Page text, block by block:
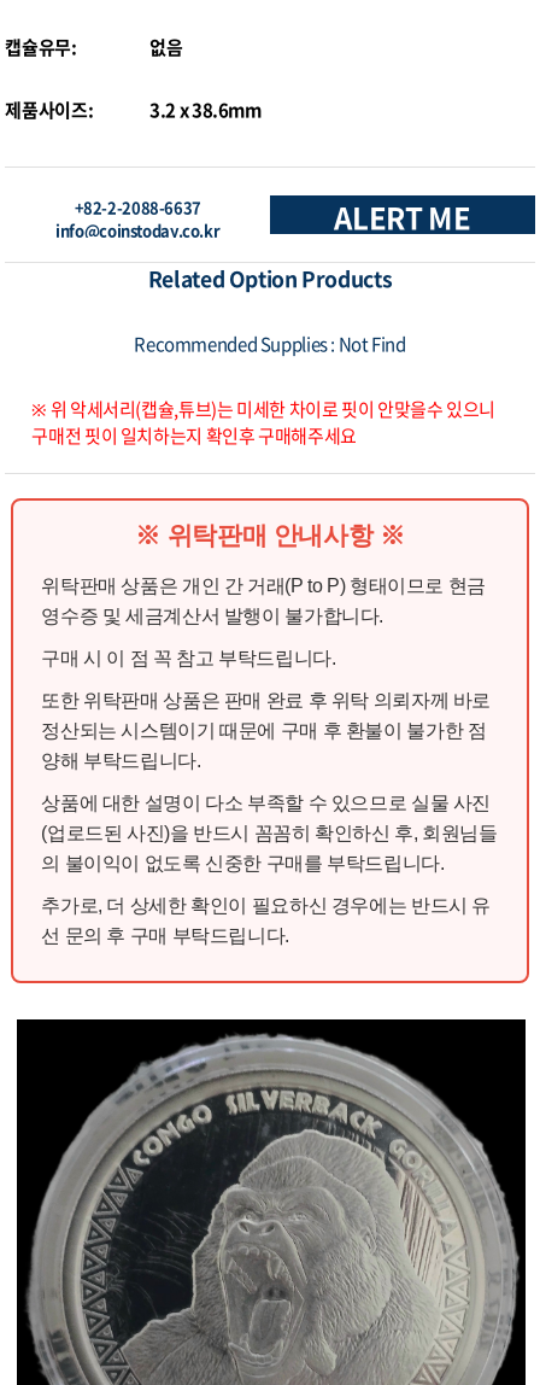
캡슐유무:
제품사이즈:
없음
3.2 x 38.6mm
+82-2-2088-6637
info@coinstoday.co.kr
ALERT ME
Related Option Products
Recommended Supplies : Not Find
※ 위 악세서리(캡슐,튜브)는 미세한 차이로 핏이 안맞을수 있으니
구매전 핏이 일치하는지 확인후 구매해주세요
※ 위탁판매 안내사항 ※
위탁판매 상품은 개인 간 거래(P to P) 형태이므로 현금
영수증 및 세금계산서 발행이 불가합니다.
구매 시 이 점 꼭 참고 부탁드립니다.
또한 위탁판매 상품은 판매 완료 후 위탁 의뢰자께 바로
정산되는 시스템이기 때문에 구매 후 환불이 불가한 점
양해 부탁드립니다.
상품에 대한 설명이 다소 부족할 수 있으므로 실물 사진
(업로드된 사진)을 반드시 꼼꼼히 확인하신 후, 회원님들
의 불이익이 없도록 신중한 구매를 부탁드립니다.
추가로, 더 상세한 확인이 필요하신 경우에는 반드시 유
선 문의 후 구매 부탁드립니다.